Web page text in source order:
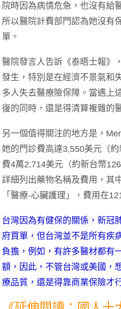
院時因為病情危急，也沒有給
所以醫院計費部門認為她沒有
單。
醫院發言人告訴《泰晤士報》
發生，特別是在經濟不景氣和
多人失去醫療險保障。當遇上
復的同時，還是得清算複雜的
另一個值得關注的地方是，
她的門診費高達3,550美元（
費4萬2,714美元（約新台幣
詳細列出藥物名稱及費用，其
「醫療-心臟護理」，費用在
台灣因為有健保的關係，新冠
府買單，但台灣並不是所有疾
負擔，例如，有許多醫材都有
額，因此，不管台灣或美國，
療品質，還是得靠商業保險才